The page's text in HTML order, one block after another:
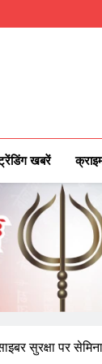
खबरें
सुरक्षा पर